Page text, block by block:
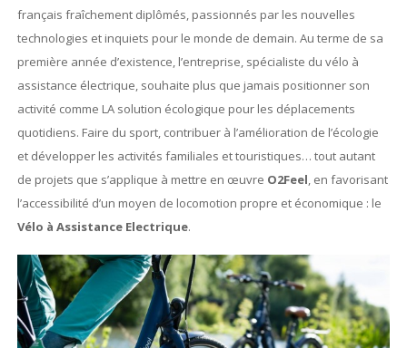
français fraîchement diplômés, passionnés par les nouvelles
technologies et inquiets pour le monde de demain. Au terme de sa
première année d’existence, l’entreprise, spécialiste du vélo à
assistance électrique, souhaite plus que jamais positionner son
activité comme LA solution écologique pour les déplacements
quotidiens. Faire du sport, contribuer à l’amélioration de l’écologie
et développer les activités familiales et touristiques… tout autant
de projets que s’applique à mettre en œuvre O2Feel , en favorisant
l’accessibilité d’un moyen de locomotion propre et économique : le
Vélo à Assistance Electrique.